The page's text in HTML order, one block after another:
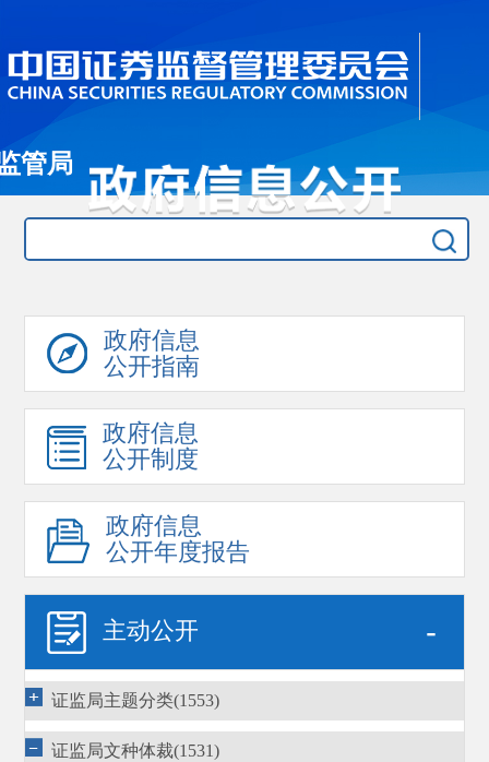
管局
政府信息
公开指南
政府信息
公开制度
政府信息
公开年度报告
主动公开 -
证监局主题分类(1553)
证监局文种体裁(1531)